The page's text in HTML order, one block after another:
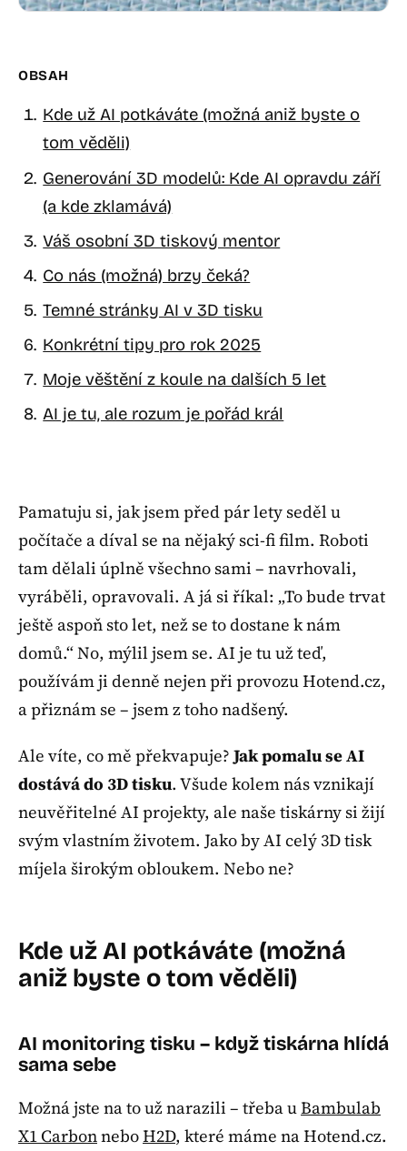
OBSAH
Kde už AI potkáváte (možná aniž byste o
tom věděli)
Generování 3D modelů: Kde AI opravdu září
(a kde zklamává)
Váš osobní 3D tiskový mentor
Co nás (možná) brzy čeká?
Temné stránky AI v 3D tisku
Konkrétní tipy pro rok 2025
Moje věštění z koule na dalších 5 let
AI je tu, ale rozum je pořád král
Pamatuju si, jak jsem před pár lety seděl u
počítače a díval se na nějaký sci-fi film. Roboti
tam dělali úplně všechno sami – navrhovali,
vyráběli, opravovali. A já si říkal: „To bude trvat
ještě aspoň sto let, než se to dostane k nám
domů.“ No, mýlil jsem se. AI je tu už teď,
používám ji denně nejen při provozu Hotend.cz,
a přiznám se – jsem z toho nadšený.
Ale víte, co mě překvapuje? Jak pomalu se AI
dostává do 3D tisku. Všude kolem nás vznikají
neuvěřitelné AI projekty, ale naše tiskárny si žijí
svým vlastním životem. Jako by AI celý 3D tisk
míjela širokým obloukem. Nebo ne?
Kde už AI potkáváte (možná
aniž byste o tom věděli)
AI monitoring tisku – když tiskárna hlídá
sama sebe
Možná jste na to už narazili – třeba uBambulab
X1 CarbonneboH2D, které máme na Hotend.cz.